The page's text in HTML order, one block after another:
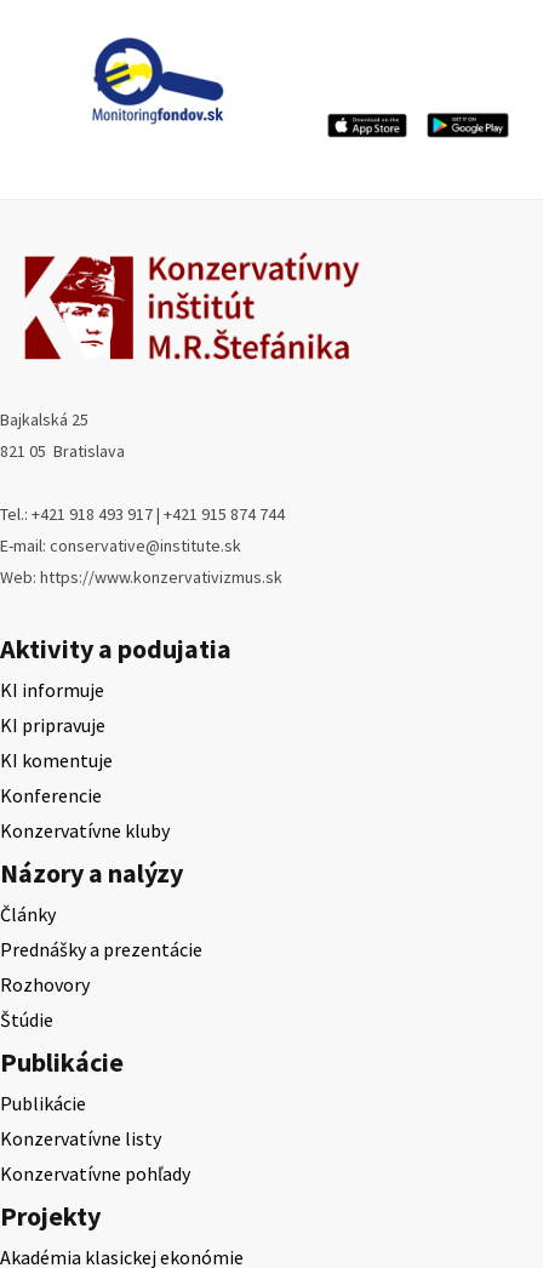
Bajkalská 25
821 05 Bratislava
Tel.: +421 918 493 917 | +421 915 874 744
E-mail: conservative@institute.sk
Web: https://www.konzervativizmus.sk
Aktivity a podujatia
KI informuje
KI pripravuje
KI komentuje
Konferencie
Konzervatívne kluby
Názory a nalýzy
Články
Prednášky a prezentácie
Rozhovory
Štúdie
Publikácie
Publikácie
Konzervatívne listy
Konzervatívne pohľady
Projekty
Akadémia klasickej ekonómie